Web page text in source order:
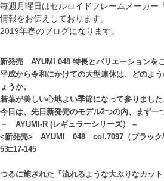
毎週月曜日はセルロイドフレームメーカー
情報をお伝えしております。
2019年春のブログになります。
新発売 AYUMI 048 特長とバリエーションをご
平成から令和にかけての大型連休は、どのよ
ょうか。
若葉が美しい心地よい季節になって参りました
今日は、先日新発売のモデル2つの内、まず一
－ AYUMI-R (レギュラーシリーズ） –
<新発売> AYUMI 048 col.7097（ブラック
53□17-145
つるに施された「流れるような大ぶりなカッ